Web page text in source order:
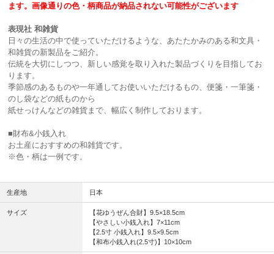
ます。画像通りの色・柄商品が納品されない可能性がございます
表現社 和雑貨
日々の生活の中で使っていただけるような、あたたかみのある和文具・
和雑貨の新製品をご紹介。
伝統を大切にしつつ、新しい感覚を取り入れた製品づくりを目指してお
ります。
季節感のあるものや一年通してお使いいただけるもの、便箋・一筆箋・
のし袋などの紙ものから
紙せっけんなどの雑貨まで、幅広く制作しております。
■財布&小銭入れ
お土産におすすめの和雑貨です。
※色・柄は一例です。
生産地 日本
サイズ
【花ゆうぜん合財】9.5×18.5cm
【やさしい小銭入れ】7×11cm
【2.5寸 小銭入れ】9.5×9.5cm
【和布小銭入れ(2.5寸)】10×10cm